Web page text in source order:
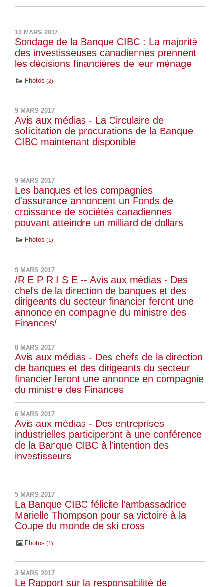
10 MARS 2017
Sondage de la Banque CIBC : La majorité
des investisseuses canadiennes prennent
les décisions financières de leur ménage
Photos 2
9 MARS 2017
Avis aux médias - La Circulaire de
sollicitation de procurations de la Banque
CIBC maintenant disponible
9 MARS 2017
Les banques et les compagnies
d'assurance annoncent un Fonds de
croissance de sociétés canadiennes
pouvant atteindre un milliard de dollars
Photos 1
9 MARS 2017
/R E P R I S E -- Avis aux médias - Des
chefs de la direction de banques et des
dirigeants du secteur financier feront une
annonce en compagnie du ministre des
Finances/
8 MARS 2017
Avis aux médias - Des chefs de la direction
de banques et des dirigeants du secteur
financier feront une annonce en compagnie
du ministre des Finances
6 MARS 2017
Avis aux médias - Des entreprises
industrielles participeront à une conférence
de la Banque CIBC à l'intention des
investisseurs
5 MARS 2017
La Banque CIBC félicite l'ambassadrice
Marielle Thompson pour sa victoire à la
Coupe du monde de ski cross
Photos 1
3 MARS 2017
Le Rapport sur la responsabilité de